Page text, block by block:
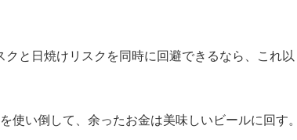
と日焼けリスクを同時に回避できるなら、これ以
使い倒して、余ったお金は美味しいビールに回す。